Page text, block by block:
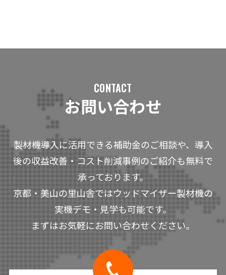
CONTACT
お問い合わせ
製材機導入に活用できる補助金のご相談や、導入
後の収益改善・コスト削減事例のご紹介も無料で
承っております。
京都・美山の里山舎ではウッドマイザー製材機の
実機デモ・見学も可能です。
まずはお気軽にお問い合わせください。